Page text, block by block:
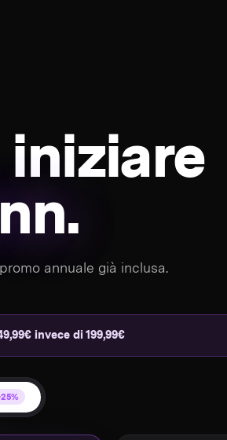
annuale già inclusa.
invece di 199,99€